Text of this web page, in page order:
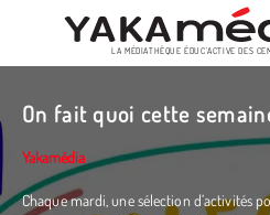
contenu
principal
LA MÉDIATHÈQUE ÉDUC’ACTIVE DES
On fait quoi cette
Yakamédia
Chaque mardi, une sélection d’activités